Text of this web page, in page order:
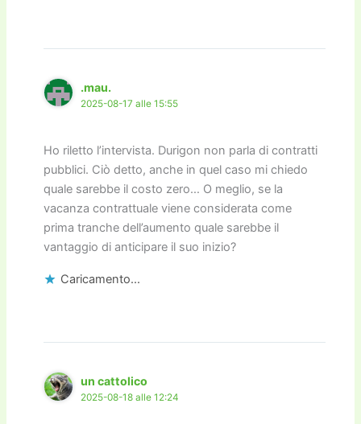
.mau.
2025-08-17 alle 15:55
Ho riletto l’intervista. Durigon non parla di contratti
pubblici. Ciò detto, anche in quel caso mi chiedo
quale sarebbe il costo zero… O meglio, se la
vacanza contrattuale viene considerata come
prima tranche dell’aumento quale sarebbe il
vantaggio di anticipare il suo inizio?
Caricamento...
un cattolico
2025-08-18 alle 12:24